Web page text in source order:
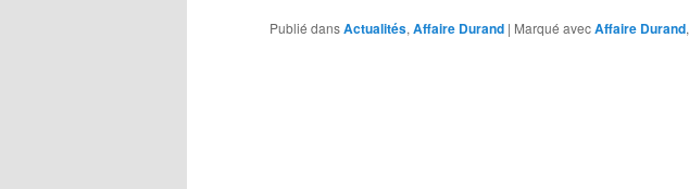
Publié dansActualités, Affaire Durand | Marqué avecAffaire Durand,